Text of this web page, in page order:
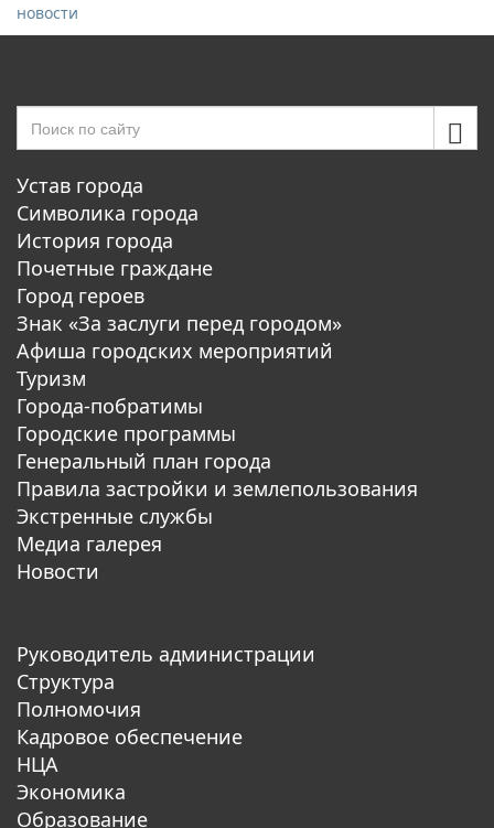
новости
Устав города
Символика города
История города
Почетные граждане
Город героев
Знак «За заслуги перед городом»
Афиша городских мероприятий
Туризм
Города-побратимы
Городские программы
Генеральный план города
Правила застройки и землепользования
Экстренные службы
Медиа галерея
Новости
Руководитель администрации
Структура
Полномочия
Кадровое обеспечение
НЦА
Экономика
Образование